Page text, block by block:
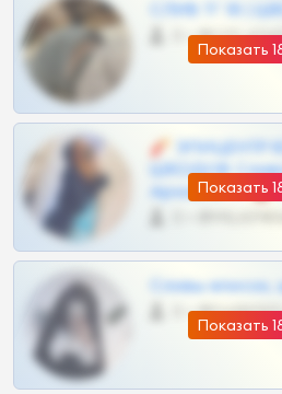
Показать
СЛИВ ТГ 18 |
0 •
Показать
🧨 ЭПИЦЕНТР
ШКОДОВ
Архивов ТГ
Показать
Сливы вписок,
0 •